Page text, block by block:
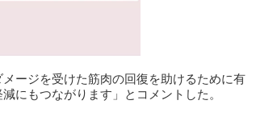
ージを受けた筋肉の回復を助けるために有
にもつながります」とコメントした。